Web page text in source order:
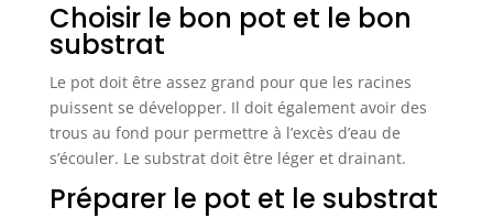
Choisir le bon pot et le bon
substrat
Le pot doit être assez grand pour que les racines
puissent se développer. Il doit également avoir des
trous au fond pour permettre à l’excès d’eau de
s’écouler. Le substrat doit être léger et drainant.
Préparer le pot et le substrat